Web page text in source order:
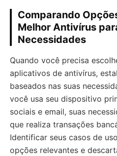
Comparando
Melhor Antivírus
Necessidades
Quando você precisa
aplicativos de antivírus,
baseados nas suas
você usa seu dispositivo
sociais e email, suas
que realiza transações
Identificar seus casos de
opções relevantes e